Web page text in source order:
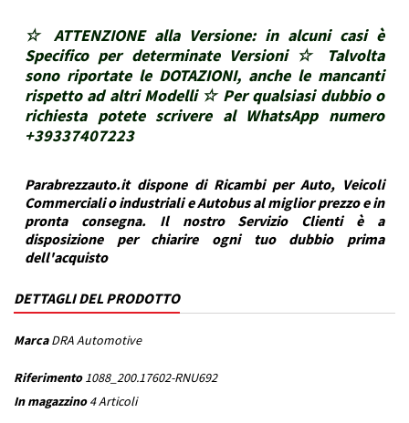
☆ ATTENZIONE alla Versione: in alcuni casi è
Specifico per determinate Versioni ☆ Talvolta
sono riportate le DOTAZIONI, anche le mancanti
rispetto ad altri Modelli ☆ Per qualsiasi dubbio o
richiesta potete scrivere al WhatsApp numero
+39337407223
Parabrezzauto.it dispone di Ricambi per Auto, Veicoli
Commerciali o industriali e Autobus al miglior prezzo e in
pronta consegna. Il nostro Servizio Clienti è a
disposizione per chiarire ogni tuo dubbio prima
dell'acquisto
DETTAGLI DEL PRODOTTO
Marca DRA Automotive
Riferimento 1088_200.17602-RNU692
In magazzino 4 Articoli